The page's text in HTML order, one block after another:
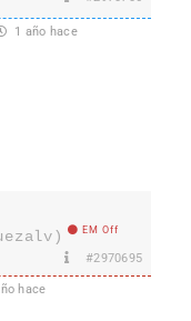
1 año hace
EM Off
#2970695
hace